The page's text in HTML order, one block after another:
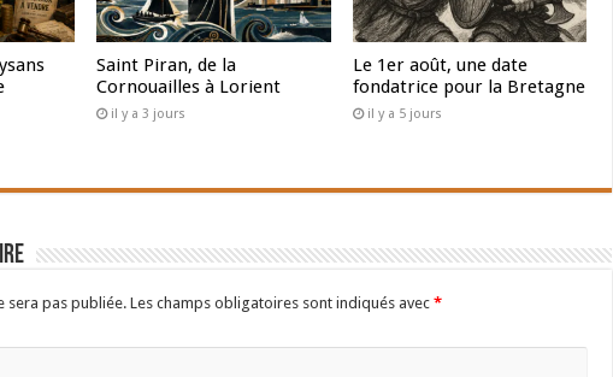
Saint Piran, de la
Cornouailles à Lorient
il y a 3 jours
Le 1er août, une date
fondatrice pour la Bretagne
il y a 5 jours
sera pas publiée. Les champs obligatoires sont indiqués avec *